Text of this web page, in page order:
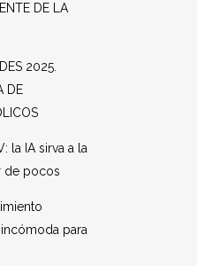
DE LA
2025.
DE
la IA sirva a la
de pocos
para